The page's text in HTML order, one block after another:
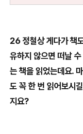
26정철상게다가 책
유하지 않으면 떠날
는 책을 읽었는데요.
도 꼭 한 번 읽어보시
지요?